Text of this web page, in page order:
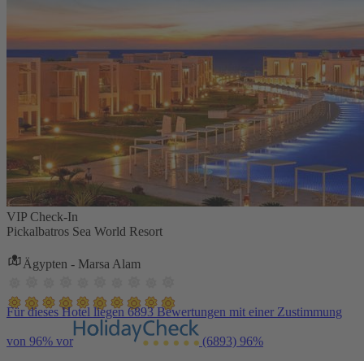
VIP Check-In
Pickalbatros Sea World Resort
Ägypten - Marsa Alam
Für dieses Hotel liegen 6893 Bewertungen mit einer Zustimmung
von 96% vor (6893) 96%